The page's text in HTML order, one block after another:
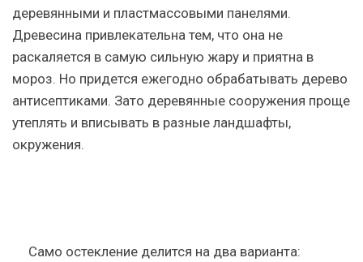
деревянными и пластмассовыми панелями.
Древесина привлекательна тем, что она не
раскаляется в самую сильную жару и приятна в
мороз. Но придется ежегодно обрабатывать дерево
антисептиками. Зато деревянные сооружения проще
утеплять и вписывать в разные ландшафты,
окружения.
Само остекление делится на два варианта: